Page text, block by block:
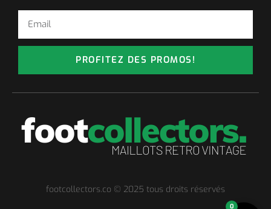
PROFITEZ DES PROMOS!
footcollectors.co © 2025 tous droits réservés
0